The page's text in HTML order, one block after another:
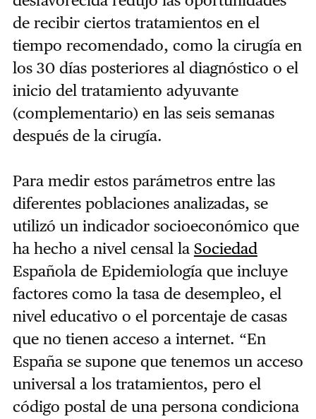
de recibir ciertos tratamientos en el
tiempo recomendado, como la cirugía en
los 30 días posteriores al diagnóstico o el
inicio del tratamiento adyuvante
(complementario) en las seis semanas
después de la cirugía.
Para medir estos parámetros entre las
diferentes poblaciones analizadas, se
utilizó un indicador socioeconómico que
ha hecho a nivel censal la Sociedad
Española de Epidemiología que incluye
factores como la tasa de desempleo, el
nivel educativo o el porcentaje de casas
que no tienen acceso a internet. “En
España se supone que tenemos un acceso
universal a los tratamientos, pero el
código postal de una persona condiciona